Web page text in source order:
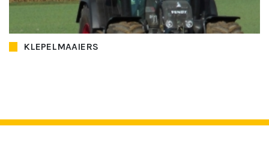
KLEPELMAAIERS